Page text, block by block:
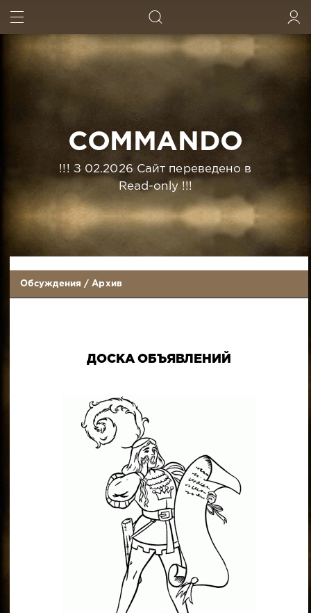
COMMANDO
!!! З 02.2026 Сайт переведено в
Read-only !!!
Обсуждения / Архив
ДОСКА ОБЪЯВЛЕНИЙ